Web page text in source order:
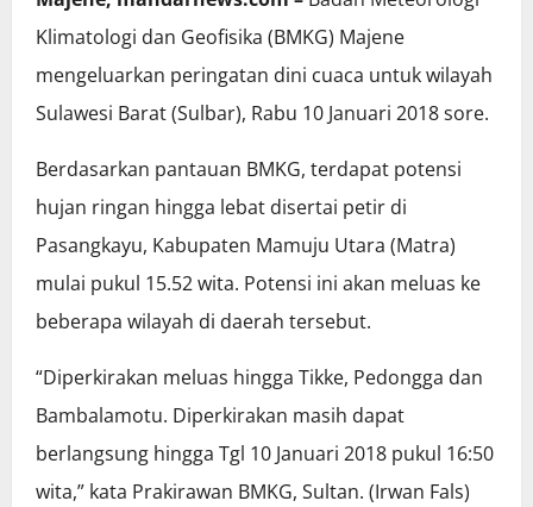
Klimatologi dan Geofisika (BMKG) Majene
mengeluarkan peringatan dini cuaca untuk wilayah
Sulawesi Barat (Sulbar), Rabu 10 Januari 2018 sore.
Berdasarkan pantauan BMKG, terdapat potensi
hujan ringan hingga lebat disertai petir di
Pasangkayu, Kabupaten Mamuju Utara (Matra)
mulai pukul 15.52 wita. Potensi ini akan meluas ke
beberapa wilayah di daerah tersebut.
“Diperkirakan meluas hingga Tikke, Pedongga dan
Bambalamotu. Diperkirakan masih dapat
berlangsung hingga Tgl 10 Januari 2018 pukul 16:50
wita,” kata Prakirawan BMKG, Sultan. (Irwan Fals)